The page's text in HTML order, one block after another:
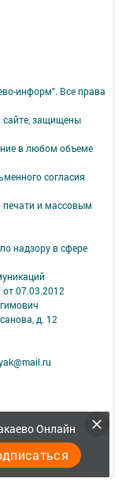
Онлайн
информ". Все права
защищены
в любом объеме
согласия
печати и массовым
надзору в сфере
07.03.2012
д. 12
сервисов и
браузера.